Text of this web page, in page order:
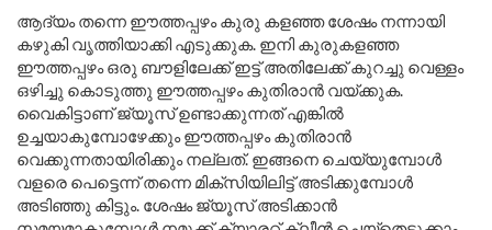
ആദ്യം തന്നെ ഈത്തപ്പഴം കുരു കളഞ്ഞ ശേഷം നന്നായി
കഴുകി വൃത്തിയാക്കി എടുക്കുക. ഇനി കുരുകളഞ്ഞ
ഈത്തപ്പഴം ഒരു ബൗളിലേക്ക് ഇട്ട് അതിലേക്ക് കുറച്ചു വെള്ളം
ഒഴിച്ചു കൊടുത്തു ഈത്തപ്പഴം കുതിരാൻ വയ്ക്കുക.
വൈകിട്ടാണ് ജ്യൂസ് ഉണ്ടാക്കുന്നത് എങ്കിൽ
ഉച്ചയാകുമ്പോഴേക്കും ഈത്തപ്പഴം കുതിരാൻ
വെക്കുന്നതായിരിക്കും നല്ലത്. ഇങ്ങനെ ചെയ്യുമ്പോൾ
വളരെ പെട്ടെന്ന് തന്നെ മിക്സിയിലിട്ട് അടിക്കുമ്പോൾ
അടിഞ്ഞു കിട്ടും. ശേഷം ജ്യൂസ് അടിക്കാൻ